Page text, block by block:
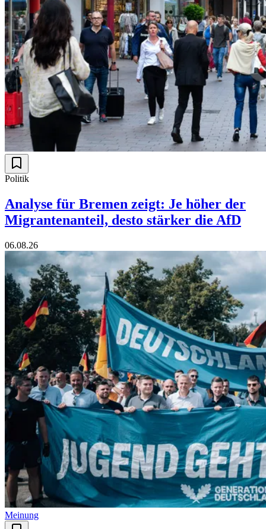
Politik
Analyse für Bremen zeigt: Je höher der
Migrantenanteil, desto stärker die AfD
06.08.26
Meinung